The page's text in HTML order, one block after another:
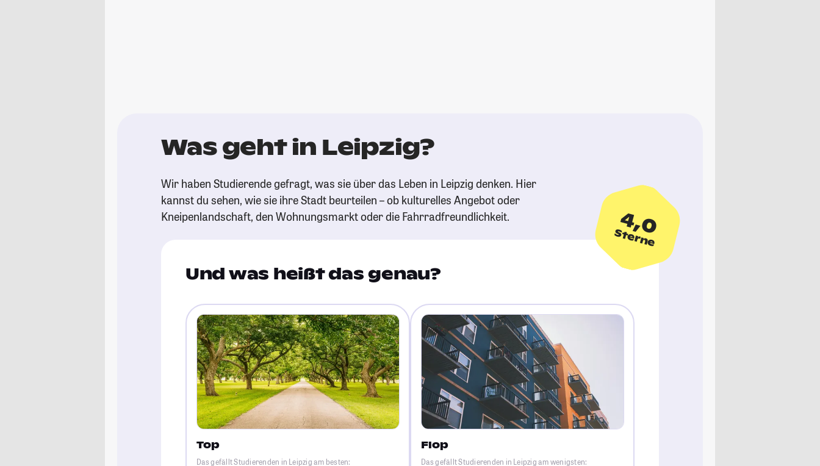
Was geht in Leipzig?
Wir haben Studierende gefragt, was sie über das Leben in Leipzig denken. Hier
kannst du sehen, wie sie ihre Stadt beurteilen – ob kulturelles Angebot oder
Kneipenlandschaft, den Wohnungsmarkt oder die Fahrradfreundlichkeit.
4,0
Sterne
Und was heißt das genau?
Top
Das gefällt Studierenden in Leipzig am besten:
Flop
Das gefällt Studierenden in Leipzig am wenigsten: